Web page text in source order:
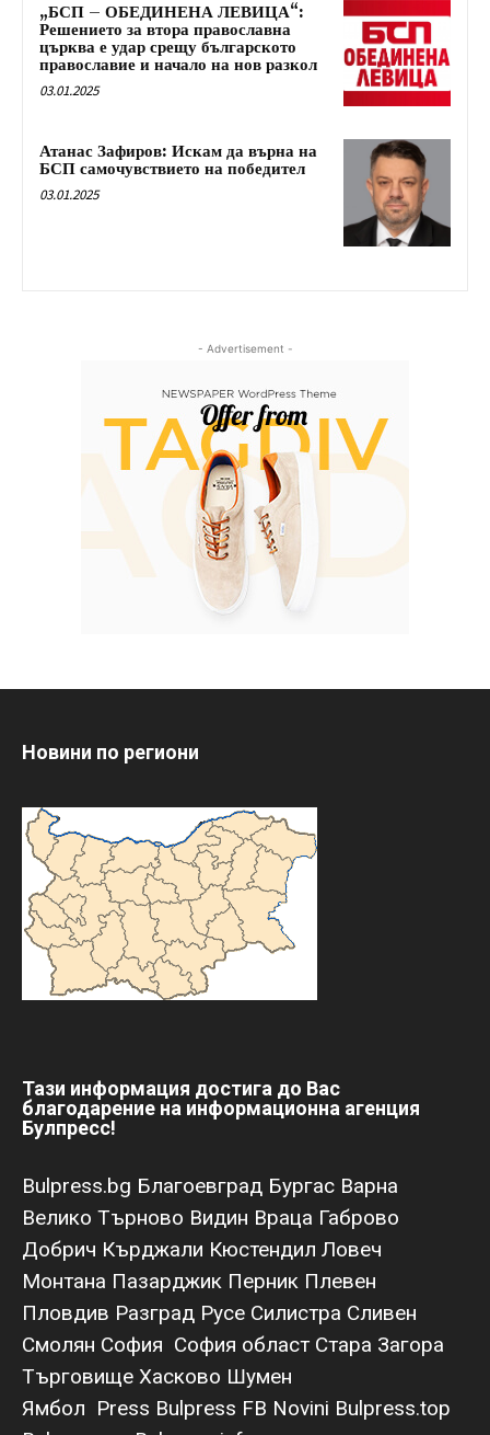
„БСП – ОБЕДИНЕНА ЛЕВИЦА“:
Решението за втора православна
църква е удар срещу българското
православие и начало на нов разкол
03.01.2025
Атанас Зафиров: Искам да върна на
БСП самочувствието на победител
03.01.2025
- Advertisement -
Новини по региони
Тази информация достига до Вас
благодарение на информационна агенция
Булпресс!
Bulpress.bg Благоевград Бургас Варна
Велико Търново Видин Враца Габрово
Добрич Кърджали Кюстендил Ловеч
Монтана Пазарджик Перник Плевен
Пловдив Разград Русе Силистра Сливен
Смолян София София област Стара Загора
Търговище Хасково Шумен
Ямбол Press Bulpress FB Novini Bulpress.top